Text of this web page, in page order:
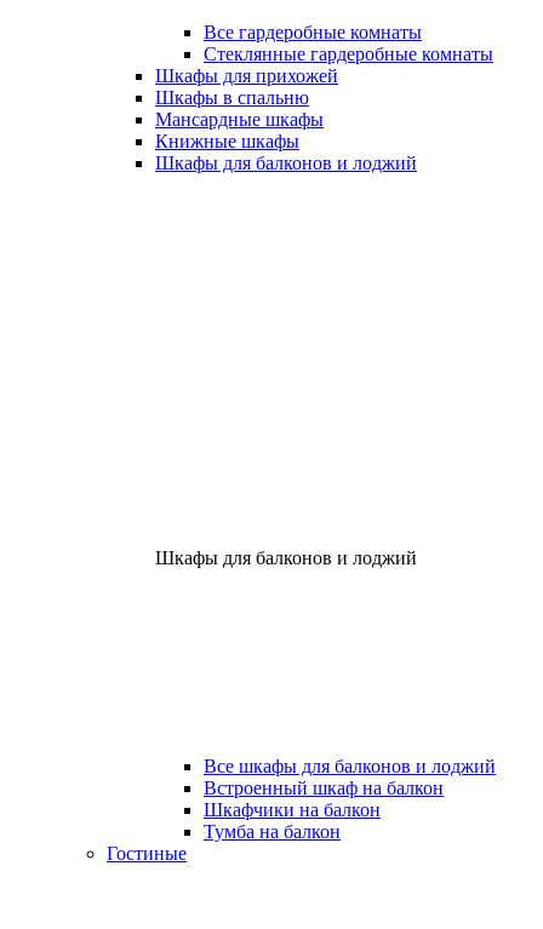
Все гардеробные комнаты
Стеклянные гардеробные комнаты
Шкафы для прихожей
Шкафы в спальню
Мансардные шкафы
Книжные шкафы
Шкафы для балконов и лоджий
Шкафы для балконов и лоджий
Все шкафы для балконов и лоджий
Встроенный шкаф на балкон
Шкафчики на балкон
Тумба на балкон
Гостиные